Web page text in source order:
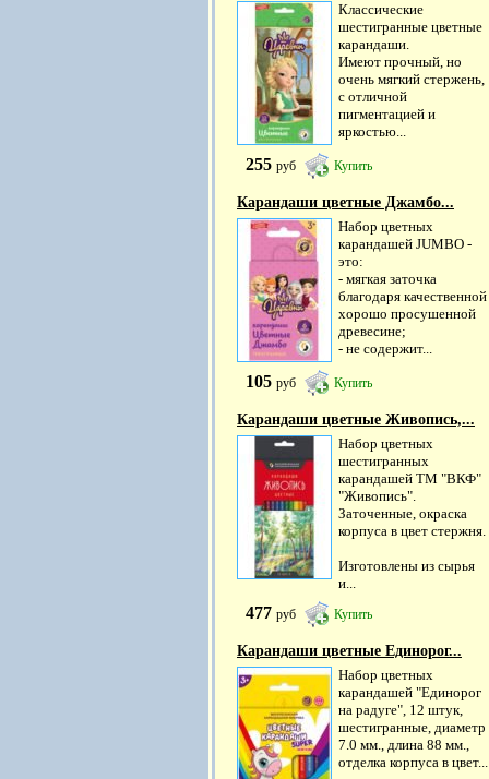
Классические
шестигранные цветные
карандаши.
Имеют прочный, но
очень мягкий стержень,
с отличной
пигментацией и
яркостью...
255 руб Купить
Карандаши цветные Джамбо...
Набор цветных
карандашей JUMBO -
это:
- мягкая заточка
благодаря качественной
хорошо просушенной
древесине;
- не содержит...
105 руб Купить
Карандаши цветные Живопись,...
Набор цветных
шестигранных
карандашей ТМ "ВКФ"
"Живопись".
Заточенные, окраска
корпуса в цвет стержня.
Изготовлены из сырья
и...
477 руб Купить
Карандаши цветные Единорог...
Набор цветных
карандашей "Единорог
на радуге", 12 штук,
шестигранные, диаметр
7.0 мм., длина 88 мм.,
отделка корпуса в цвет...